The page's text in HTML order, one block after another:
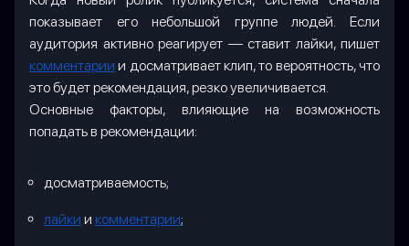
показывает его небольшой группе людей. Если
аудитория активно реагирует — ставит лайки, пишет
комментарии и досматривает клип, то вероятность, что
это будет рекомендация, резко увеличивается.
Основные факторы, влияющие на возможность
попадать в рекомендации:
досматриваемость;
лайки и комментарии;